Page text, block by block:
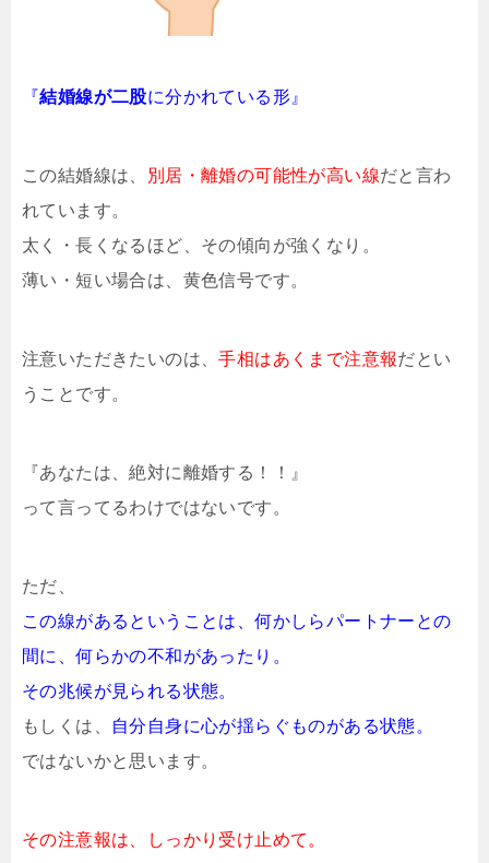
『結婚線が二股に分かれている形』
この結婚線は、 別居・離婚の可能性が高い線だと言わ
れています。
太く・長くなるほど、その傾向が強くなり。
薄い・短い場合は、黄色信号です。
注意いただきたいのは、手相はあくまで注意報だとい
うことです。
『あなたは、絶対に離婚する！！』
って言ってるわけではないです。
ただ、
この線があるということは、何かしらパートナーとの
間に、何らかの不和があったり。
その兆候が見られる状態。
もしくは、
自分自身に心が揺らぐものがある状態。
ではないかと思います。
その注意報は、しっかり受け止めて。